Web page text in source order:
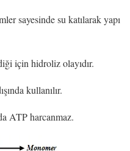
sayesinde su katılarak yapı
için hidroliz olayıdır.
kullanılır.
ATP harcanmaz.